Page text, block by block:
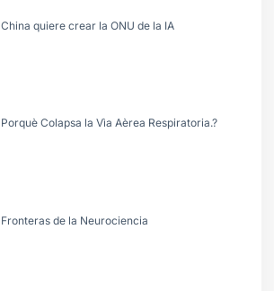
China quiere crear la ONU de la IA
Porquè Colapsa la Vìa Aèrea Respiratoria.?
Fronteras de la Neurociencia